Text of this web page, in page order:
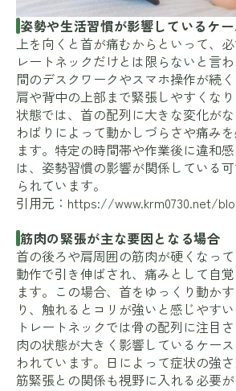
姿勢や生活習慣が影響しているケー
上を向くと首が痛むからといって、
レートネックだけとは限らないと言
間のデスクワークやスマホ操作が続
肩や背中の上部まで緊張しやすくな
状態では、首の配列に大きな変化が
わばりによって動かしづらさや痛み
ます。特定の時間帯や作業後に違和
は、姿勢習慣の影響が関係している
られています。
引用元： https://www.krm0730.net/
筋肉の緊張が主な要因となる場合
首の後ろや肩周囲の筋肉が硬くなっ
動作で引き伸ばされ、痛みとして自
ます。この場合、首をゆっくり動か
り、触れるとコリが強いと感じやす
トレートネックでは骨の配列に注目
肉の状態が大きく影響しているケー
われています。日によって症状の強さ
筋緊張との関係も視野に入れる必要が